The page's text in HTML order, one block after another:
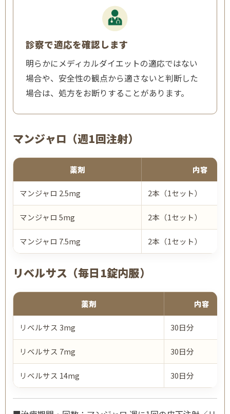
診察で適応を確認します
明らかにメディカルダイエットの適応ではない
場合や、安全性の観点から適さないと判断した
場合は、処方をお断りすることがあります。
マンジャロ（週1回注射）
薬剤 内容
マンジャロ 2.5mg 2本（1セット）
マンジャロ 5mg 2本（1セット）
マンジャロ 7.5mg 2本（1セット）
リベルサス（毎日1錠内服）
薬剤 内容
リベルサス 3mg 30日分
リベルサス 7mg 30日分
リベルサス 14mg 30日分